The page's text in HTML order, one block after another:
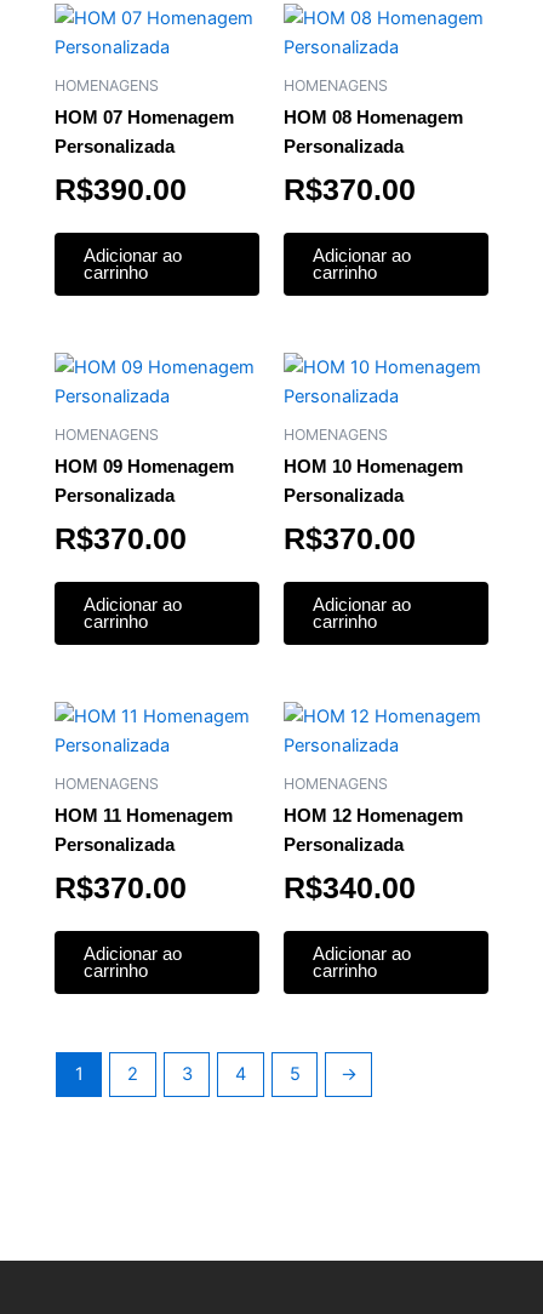
HOMENAGENS
HOM 07 Homenagem
Personalizada
R$390.00
Adicionar ao
carrinho
HOMENAGENS
HOM 08 Homenagem
Personalizada
R$370.00
Adicionar ao
carrinho
HOMENAGENS
HOM 09 Homenagem
Personalizada
R$370.00
Adicionar ao
carrinho
HOMENAGENS
HOM 10 Homenagem
Personalizada
R$370.00
Adicionar ao
carrinho
HOMENAGENS
HOM 11 Homenagem
Personalizada
R$370.00
Adicionar ao
carrinho
HOMENAGENS
HOM 12 Homenagem
Personalizada
R$340.00
Adicionar ao
carrinho
1 2 3 4 5 →